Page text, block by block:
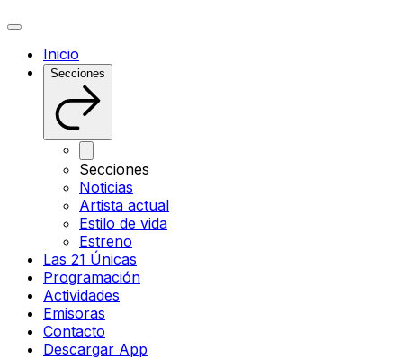
Inicio
Secciones
Secciones
Noticias
Artista actual
Estilo de vida
Estreno
Las 21 Únicas
Programación
Actividades
Emisoras
Contacto
Descargar App